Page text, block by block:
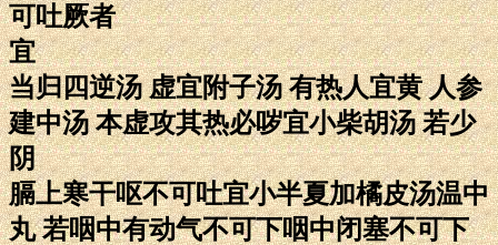
可吐厥者
宜
当归四逆汤 虚宜附子汤 有热人宜黄 人参
建中汤 本虚攻其热必哕宜小柴胡汤 若少
阴
膈上寒干呕不可吐宜小半夏加橘皮汤温中
丸 若咽中有动气不可下咽中闭塞不可下